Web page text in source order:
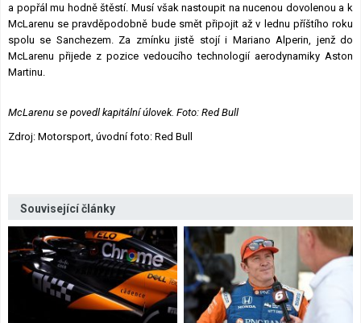
a popřál mu hodně štěstí. Musí však nastoupit na nucenou dovolenou a k
McLarenu se pravděpodobně bude smět připojit až v lednu příštího roku
spolu se Sanchezem. Za zmínku jistě stojí i Mariano Alperin, jenž do
McLarenu přijede z pozice vedoucího technologií aerodynamiky Aston
Martinu.
McLarenu se povedl kapitální úlovek. Foto: Red Bull
Zdroj: Motorsport, úvodní foto: Red Bull
Související články